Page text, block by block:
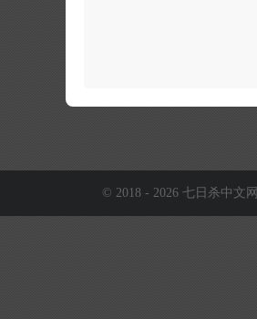
© 2018 - 2026 七日杀中文网